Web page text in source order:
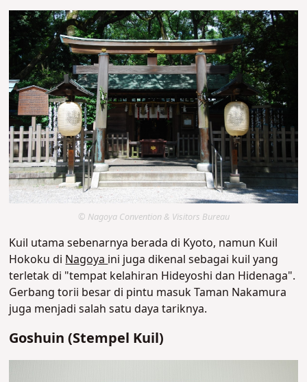
© Nagoya Convention & Visitors Bureau
Kuil utama sebenarnya berada di Kyoto, namun Kuil
Hokoku diNagoyaini juga dikenal sebagai kuil yang
terletak di "tempat kelahiran Hideyoshi dan Hidenaga".
Gerbang torii besar di pintu masuk Taman Nakamura
juga menjadi salah satu daya tariknya.
Goshuin (Stempel Kuil)